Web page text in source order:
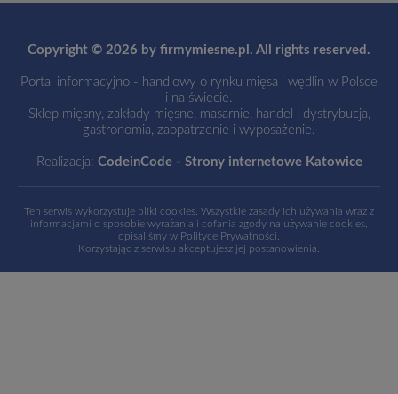
Copyright © 2026 by firmymiesne.pl. All rights reserved.
Portal informacyjno - handlowy o rynku mięsa i wędlin w Polsce
i na świecie.
Sklep mięsny, zakłady mięsne, masarnie, handel i dystrybucja,
gastronomia, zaopatrzenie i wyposażenie.
Realizacja: CodeinCode - Strony internetowe Katowice
Ten serwis wykorzystuje pliki cookies. Wszystkie zasady ich używania wraz z
informacjami o sposobie wyrażania i cofania zgody na używanie cookies,
opisaliśmy w Polityce Prywatności
Korzystając z serwisu akceptujesz jej postanowienia.